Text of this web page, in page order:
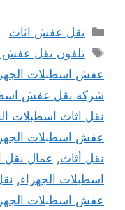
التصنيفات
نقل عفش اثاث
الوسوم
تلفون نقل عفش
عفش اسطبلات
شركة نقل عفش
نقل اثاث اسطبلات
عفش اسطبلات
نقل أثاث, عمال نقل
اسطبلات الجهراء,
عفش اسطبلات